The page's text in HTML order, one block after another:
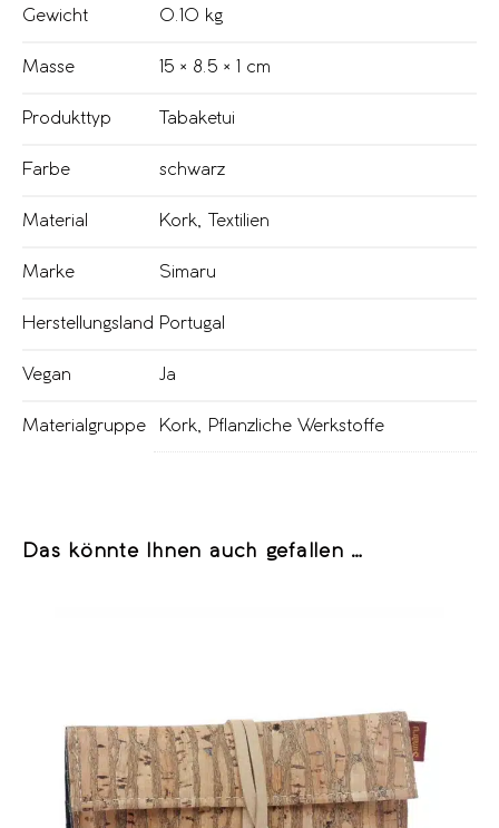
Gewicht 0.10 kg
Masse 15 × 8.5 × 1 cm
Produkttyp Tabaketui
Farbe schwarz
Material Kork Textilien
Marke Simaru
Herstellungsland Portugal
Vegan Ja
Materialgruppe Kork Pflanzliche Werkstoffe
Das könnte Ihnen auch gefallen …